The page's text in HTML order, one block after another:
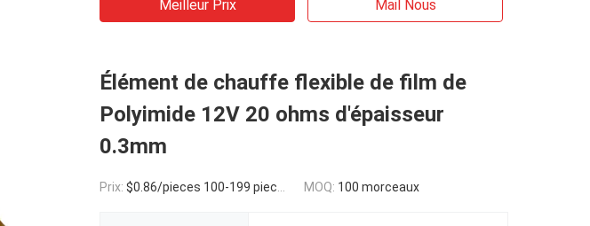
Meilleur Prix Mail Nous
Élément de chauffe flexible de film de
Polyimide 12V 20 ohms d'épaisseur
0.3mm
Prix: $0.86/pieces 100-199 pieces MOQ: 100 morceaux